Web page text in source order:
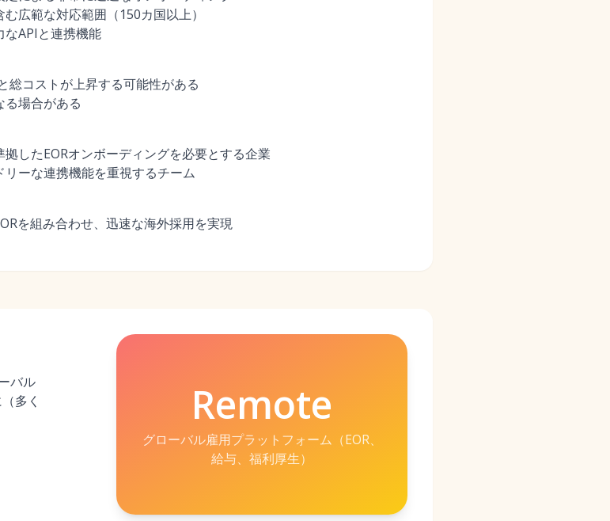
広範な対応範囲（150カ国以上）
なAPIと連携機能
総コストが上昇する可能性がある
場合がある
したEORオンボーディングを必要とする企業
ーな連携機能を重視するチーム
を組み合わせ、迅速な海外採用を実現
バル
多く
Remote
グローバル雇用プラットフォーム（EOR、
給与、福利厚生）